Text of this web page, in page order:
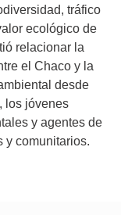
tráfico
ecológico de
relacionar la
el Chaco y la
desde
los jóvenes
y agentes de
y comunitarios.